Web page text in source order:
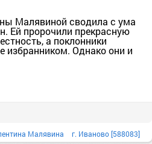
Малявиной сводила с ума
Ей пророчили прекрасную
а поклонники
избранником. Однако они и
Малявина г. Иваново [588083]